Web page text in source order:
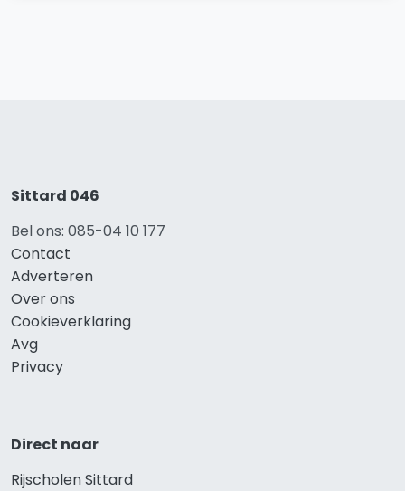
Sittard 046
Bel ons: 085-04 10 177
Contact
Adverteren
Over ons
Cookieverklaring
Avg
Privacy
Direct naar
Rijscholen Sittard